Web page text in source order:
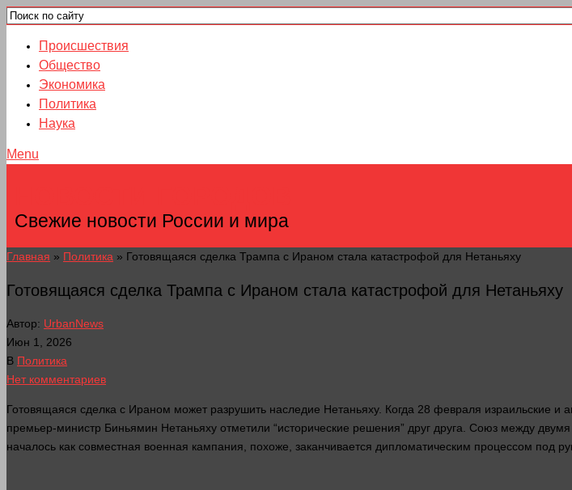
Происшествия
Общество
Экономика
Политика
Наука
Menu
Свежие новости России и мира
Главная » Политика » Готовящаяся сделка Трампа с Ираном стала катастрофой для Нетаньяху
Готовящаяся сделка Трампа с Ираном стала катастрофой для Нетаньяху
Автор: UrbanNews
Июн 1, 2026
В Политика
Нет комментариев
Готовящаяся сделка с Ираном может разрушить наследие Нетаньяху. Когда 28 февраля израильские
премьер-министр Биньямин Нетаньяху отметили “исторические решения” друг друга. Союз между
началось как совместная военная кампания , похоже, заканчивается дипломатическим процессом под